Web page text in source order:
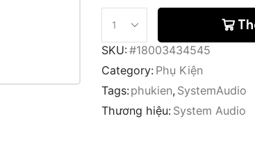
SKU:#18003434545
Category: Phụ Kiện
Tags:phukien, SystemAudio
Thương hiệu: System Audio